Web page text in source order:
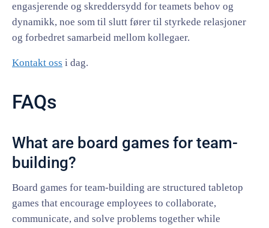
engasjerende og skreddersydd for teamets behov og
dynamikk, noe som til slutt fører til styrkede relasjoner
og forbedret samarbeid mellom kollegaer.
Kontakt oss i dag.
FAQs
What are board games for team-
building?
Board games for team-building are structured tabletop
games that encourage employees to collaborate,
communicate, and solve problems together while